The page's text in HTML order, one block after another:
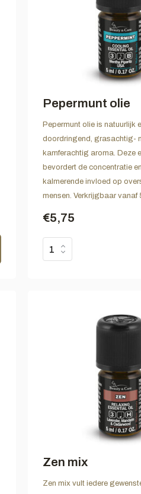
Pepermunt olie
Pepermunt olie is natuurlijk
doordringend, grasachtig-
kamferachtig aroma. Deze
bevordert de concentratie
kalmerende invloed op
mensen. Verkrijgbaar vanaf
€5,75
Zen mix
Zen mix vult iedere